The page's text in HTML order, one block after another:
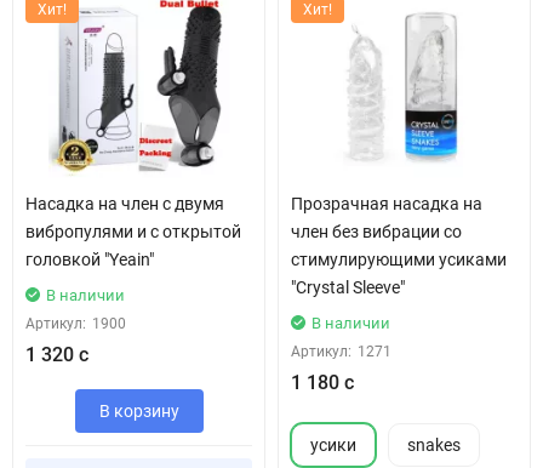
Хит!
Насадка на член с двумя
вибропулями и с открытой
головкой "Yeain"
В наличии
Артикул: 1900
1 320 с
В корзину
Хит!
Прозрачная насадка на
член без вибрации со
стимулирующими усиками
"Crystal Sleeve"
В наличии
Артикул: 1271
1 180 с
усики snakes